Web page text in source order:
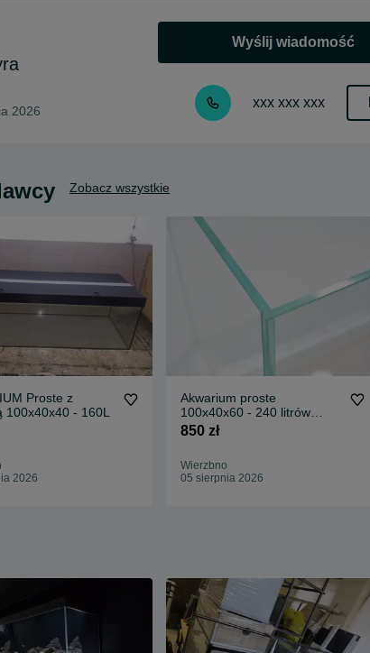
2026
Wyślij wiadomość
xxx xxx xxx
Zobacz wszystkie
Proste z
100x40x40 - 160L
2026
Akwarium proste
100x40x60 - 240 litrów
OPTIWHITE
850 zł
Wierzbno
05 sierpnia 2026